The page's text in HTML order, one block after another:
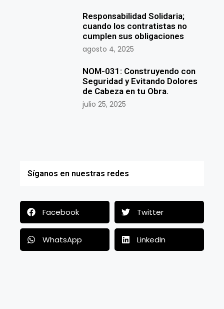
Responsabilidad Solidaria;
cuando los contratistas no
cumplen sus obligaciones
agosto 4, 2025
NOM-031: Construyendo con
Seguridad y Evitando Dolores
de Cabeza en tu Obra.
julio 25, 2025
Síganos en nuestras redes
Facebook Twitter
WhatsApp LinkedIn